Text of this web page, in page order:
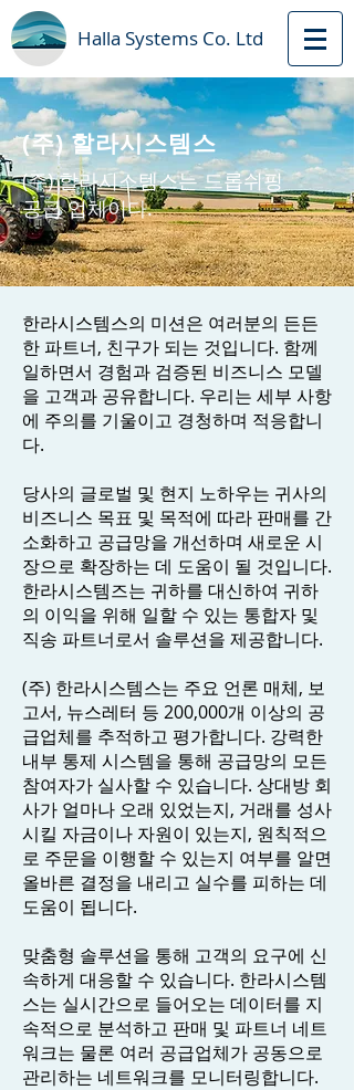
Halla Systems Сo. Ltd
(주) 할라시스템스
(주) 할라시스템스는 드롭쉬핑
공급 업체이다.
한라시스템스의 미션은 여러분의 든든
한 파트너, 친구가 되는 것입니다. 함께
일하면서 경험과 검증된 비즈니스 모델
을 고객과 공유합니다. 우리는 세부 사항
에 주의를 기울이고 경청하며 적응합니
다.
당사의 글로벌 및 현지 노하우는 귀사의
비즈니스 목표 및 목적에 따라 판매를 간
소화하고 공급망을 개선하며 새로운 시
장으로 확장하는 데 도움이 될 것입니다.
한라시스템즈는 귀하를 대신하여 귀하
의 이익을 위해 일할 수 있는 통합자 및
직송 파트너로서 솔루션을 제공합니다.
(주) 한라시스템스는 주요 언론 매체, 보
고서, 뉴스레터 등 200,000개 이상의 공
급업체를 추적하고 평가합니다. 강력한
내부 통제 시스템을 통해 공급망의 모든
참여자가 실사할 수 있습니다. 상대방 회
사가 얼마나 오래 있었는지, 거래를 성사
시킬 자금이나 자원이 있는지, 원칙적으
로 주문을 이행할 수 있는지 여부를 알면
올바른 결정을 내리고 실수를 피하는 데
도움이 됩니다.
맞춤형 솔루션을 통해 고객의 요구에 신
속하게 대응할 수 있습니다. 한라시스템
스는 실시간으로 들어오는 데이터를 지
속적으로 분석하고 판매 및 파트너 네트
워크는 물론 여러 공급업체가 공동으로
관리하는 네트워크를 모니터링합니다.